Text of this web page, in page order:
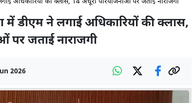
में डीएम ने लगाई अधिकारियों की क्लास,
पर जताई नाराजगी
2026